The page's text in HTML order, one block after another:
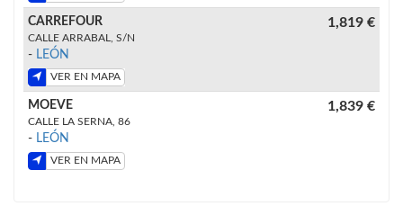
CARREFOUR
CALLE ARRABAL, S/N
- LEÓN
VER EN MAPA
1,819 €
MOEVE
CALLE LA SERNA, 86
- LEÓN
VER EN MAPA
1,839 €